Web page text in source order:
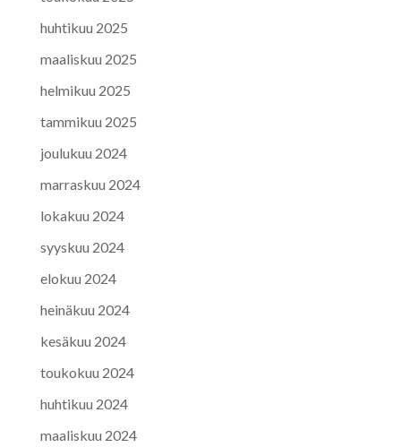
huhtikuu 2025
maaliskuu 2025
helmikuu 2025
tammikuu 2025
joulukuu 2024
marraskuu 2024
lokakuu 2024
syyskuu 2024
elokuu 2024
heinäkuu 2024
kesäkuu 2024
toukokuu 2024
huhtikuu 2024
maaliskuu 2024